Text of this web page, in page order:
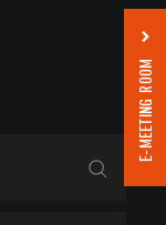
E-MEETING ROOM